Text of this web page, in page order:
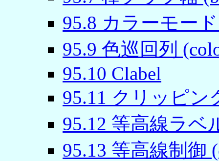
95.8 カラーモー
95.9 色巡回列
95.10 Clabel
95.11 クリッピン
95.12 等高線ラベ
95.13 等高線制御